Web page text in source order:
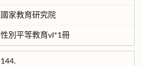
國家教育研究院
性別平等教育vI*1冊
144.